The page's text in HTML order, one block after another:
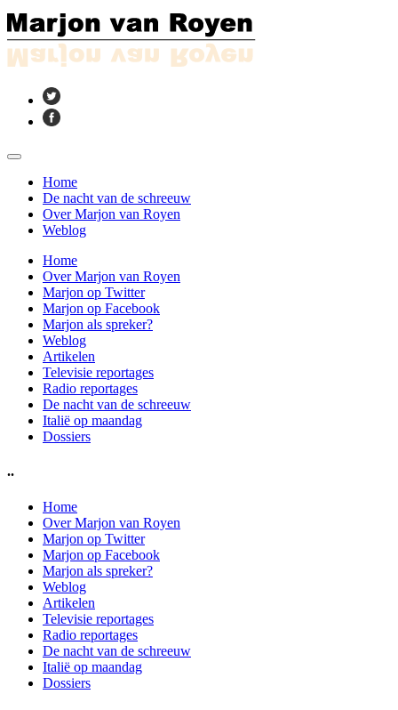
Home
De nacht van de schreeuw
Over Marjon van Royen
Weblog
Home
Over Marjon van Royen
Marjon op Twitter
Marjon op Facebook
Marjon als spreker?
Weblog
Artikelen
Televisie reportages
Radio reportages
De nacht van de schreeuw
Italië op maandag
Dossiers
..
Home
Over Marjon van Royen
Marjon op Twitter
Marjon op Facebook
Marjon als spreker?
Weblog
Artikelen
Televisie reportages
Radio reportages
De nacht van de schreeuw
Italië op maandag
Dossiers